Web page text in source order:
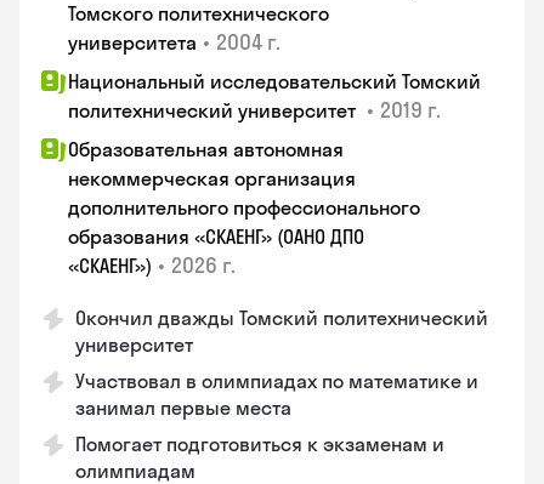
Томского политехнического
университета • 2004 г.
Национальный исследовательский Томский
политехнический университет • 2019 г.
Образовательная автономная
некоммерческая организация
дополнительного профессионального
образования «СКАЕНГ» (ОАНО ДПО
«СКАЕНГ») • 2026 г.
Окончил дважды Томский политехнический
университет
Участвовал в олимпиадах по математике и
занимал первые места
Помогает подготовиться к экзаменам и
олимпиадам